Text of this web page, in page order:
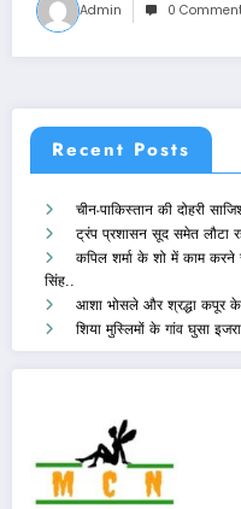
Admin 0
Recent Posts
चीन-पाकिस्तान की दोहरी
ट्रंप प्रशासन सूद समेत लौटा
कपिल शर्मा के शो में काम करने
सिंह..
आशा भोसले और श्रद्धा कपूर
शिया मुस्लिमों के गांव घुसा